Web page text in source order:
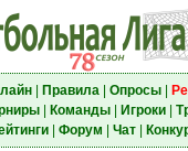
| Правила| Опросы|
| Команды| Игроки|
| Форум Чат|